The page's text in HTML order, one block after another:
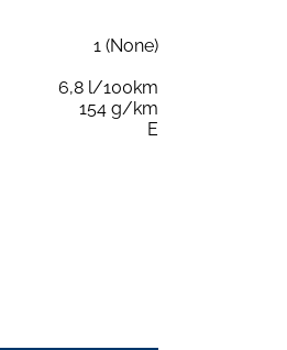
1 (None)
6,8 l/100km
154 g/km
E